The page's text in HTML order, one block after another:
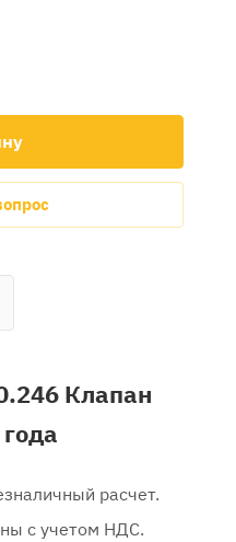
Клапан
расчет.
с учетом НДС.